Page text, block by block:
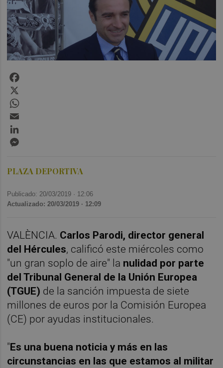
PLAZA DEPORTIVA
Publicado: 20/03/2019 · 12:06
Actualizado: 20/03/2019 · 12:09
VALÈNCIA. Carlos Parodi, director general
del Hércules, calificó este miércoles como
"un gran soplo de aire" la nulidad por parte
del Tribunal General de la Unión Europea
(TGUE) de la sanción impuesta de siete
millones de euros por la Comisión Europea
(CE) por ayudas institucionales.
"Es una buena noticia y más en las
circunstancias en las que estamos al militar